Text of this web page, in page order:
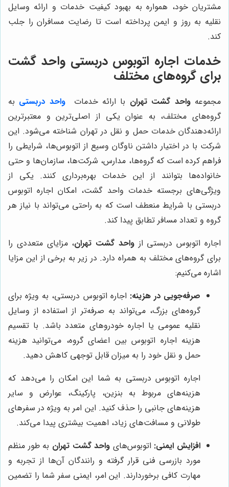
مشتریان خود، همواره به بهبود کیفیت خدمات و ارائه وسایل
نقلیه به روز و ایمن پرداخته است تا رضایت مسافران را جلب
کند.
خدمات اجاره اتوبوس دربستی واحد گشت
برای گروه‌های مختلف
مجموعهواحد گشت تهران با ارائه خدمات واحد دربستی به
گروه‌های مختلف، به عنوان یکی از اصلی‌ترین و معتبرترین
ارائه‌دهندگان خدمات حمل و نقل در تهران شناخته می‌شود. این
شرکت با در اختیار داشتن ناوگان وسیع از اتوبوس‌ها، شرایطی را
فراهم کرده است که گروه‌ها، مدارس، شرکت‌ها، سازمان‌ها و حتی
خانواده‌ها بتوانند از این خدمات بهره‌برداری کنند. یکی از
ویژگی‌های برجسته خدمات واحد گشت، امکان اجاره اتوبوس
دربستی با شرایط منعطف است که به راحتی می‌تواند با نیاز هر
گروه و تعداد مسافر تطابق پیدا کند.
اجاره اتوبوس دربستی ازواحد گشت تهران، مزایای متعددی را
برای گروه‌های مختلف به همراه دارد. در زیر به برخی از این مزایا
اشاره می‌کنیم:
صرفه‌جویی در هزینه: اجاره اتوبوس دربستی، به ویژه برای
گروه‌های بزرگ، می‌تواند به صرفه‌تر از استفاده از وسایل
نقلیه عمومی یا اجاره خودروهای متعدد باشد. با تقسیم
هزینه اجاره اتوبوس بین اعضای گروه، می‌توانید هزینه
حمل و نقل خود را به میزان قابل توجهی کاهش دهید.
اجاره اتوبوس دربستی به شما این امکان را می‌دهد که
هزینه‌های مربوط به بنزین، پارکینگ، عوارض و سایر
هزینه‌های جانبی را حذف کنید. این امر به ویژه در سفرهای
طولانی و مسافت‌های زیاد، اهمیت بیشتری پیدا می‌کند.
افزایش ایمنی: اتوبوس‌های واحد گشت تهران به طور منظم
مورد بازرسی فنی قرار گرفته و رانندگان آن‌ها از تجربه و
مهارت کافی برخوردارند. این امر، ایمنی سفر شما را تضمین